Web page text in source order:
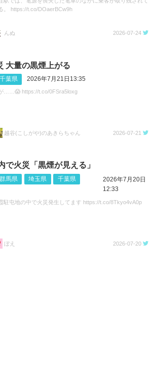
。 https://t.co/DOaerBCw9h
んぬ 2026-07-24
大量の黒煙上がる
千葉県 2026年7月21日13:35
……😱 https://t.co/0FSra5loxg
越谷(こしがや)のあきらちゃん 2026-07-21
で火災「黒煙が見える」
群馬県 埼玉県
千葉県
2026年7月20日
12:33
駐屯地の中で火災発生してます https://t.co/8Tkyo4vA0p
ぼえ 2026-07-20